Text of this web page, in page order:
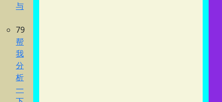
与
79
帮
我
分
析
一